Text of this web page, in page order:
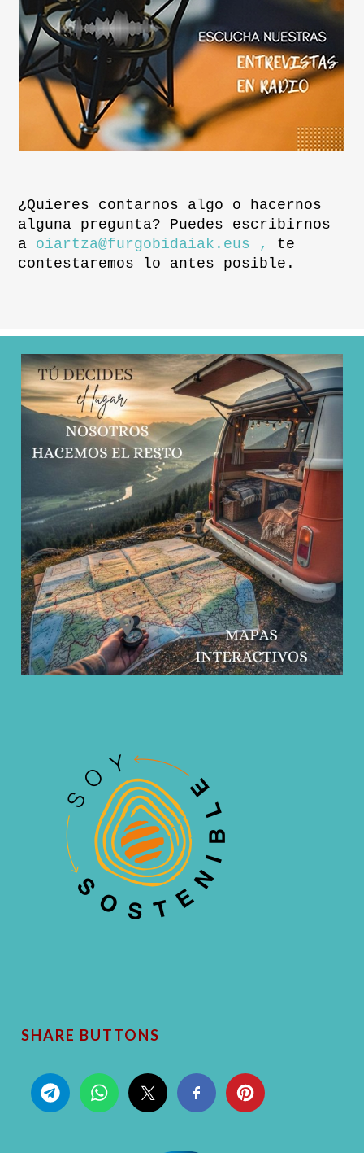
¿Quieres contarnos algo o hacernos
alguna pregunta? Puedes escribirnos
a oiartza@furgobidaiak.eus ,
te
contestaremos lo antes posible.
SHARE BUTTONS